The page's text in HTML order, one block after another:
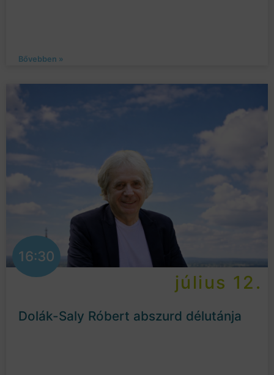
Bővebben »
16:30
július 12.
Dolák-Saly Róbert abszurd délutánja